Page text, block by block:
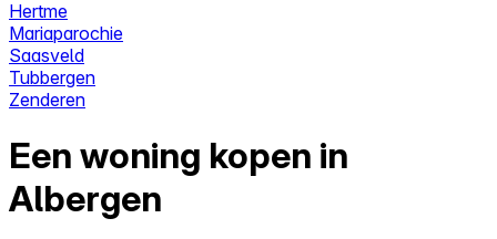
Hertme
Mariaparochie
Saasveld
Tubbergen
Zenderen
Een woning kopen in
Albergen